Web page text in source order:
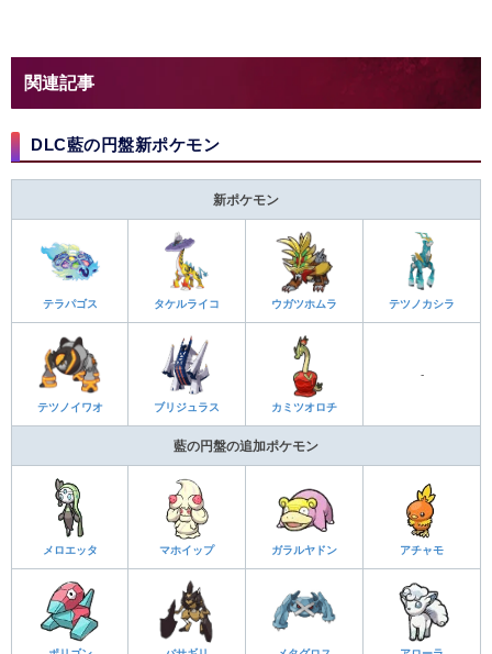
関連記事
DLC藍の円盤新ポケモン
新ポケモン
テラパゴス タケルライコ ウガツホムラ テツノカシラ
テツノイワオ ブリジュラス カミツオロチ
-
藍の円盤の追加ポケモン
メロエッタ マホイップ ガラルヤドン アチャモ